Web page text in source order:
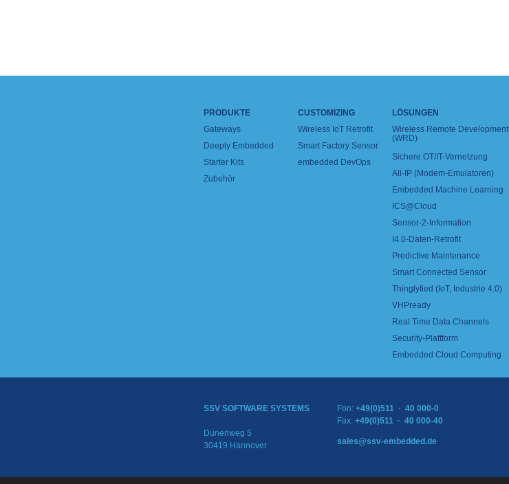
PRODUKTE
Gateways
Deeply Embedded
Starter Kits
Zubehör
CUSTOMIZING
Wireless IoT Retrofit
Smart Factory Sensor
embedded DevOps
LÖSUNGEN
Wireless Remote Development
(WRD)
Sichere OT/IT-Vernetzung
All-IP (Modem-Emulatoren)
Embedded Machine Learning
ICS@Cloud
Sensor-2-Information
I4.0-Daten-Retrofit
Predictive Maintenance
Smart Connected Sensor
Thinglyfied (IoT, Industrie 4.0)
VHPready
Real Time Data Channels
Security-Plattform
Embedded Cloud Computing
SSV SOFTWARE SYSTEMS
Dünenweg 5
30419 Hannover
Fon: +49(0)511 · 40 000-0
Fax: +49(0)511 · 40 000-40
sales@ssv-embedded.de